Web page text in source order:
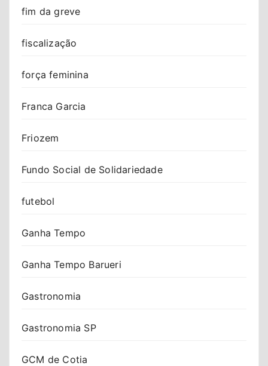
fim da greve
fiscalização
força feminina
Franca Garcia
Friozem
Fundo Social de Solidariedade
futebol
Ganha Tempo
Ganha Tempo Barueri
Gastronomia
Gastronomia SP
GCM de Cotia